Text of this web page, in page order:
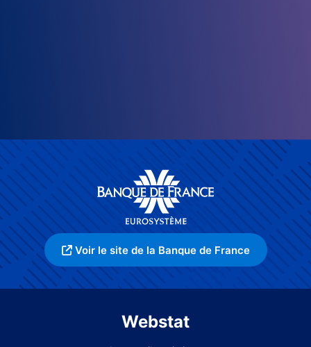
Voir le site de la Banque de France
Webstat